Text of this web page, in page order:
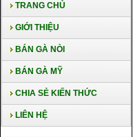
TRANG CHỦ
GIỚI THIỆU
BÁN GÀ NÒI
BÁN GÀ MỸ
CHIA SẺ KIẾN THỨC
LIÊN HỆ